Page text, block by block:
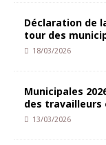
Déclaration de
tour des
18/03/2026
Municipales
des travailleurs
13/03/2026